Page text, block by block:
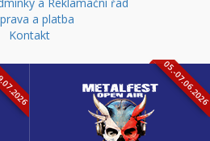
a platba
Kontakt
05.-